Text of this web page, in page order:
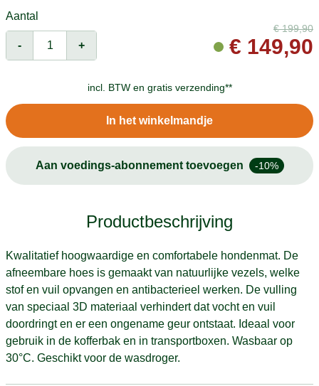
Aantal
- +
€199,90
€ 149,90
incl. BTW en gratis verzending**
In het winkelmandje
Aan voedings-abonnement toevoegen -10%
Productbeschrijving
Kwalitatief hoogwaardige en comfortabele hondenmat. De
afneembare hoes is gemaakt van natuurlijke vezels, welke
stof en vuil opvangen en antibacterieel werken. De vulling
van speciaal 3D materiaal verhindert dat vocht en vuil
doordringt en er een ongename geur ontstaat. Ideaal voor
gebruik in de kofferbak en in transportboxen. Wasbaar op
30°C. Geschikt voor de wasdroger.